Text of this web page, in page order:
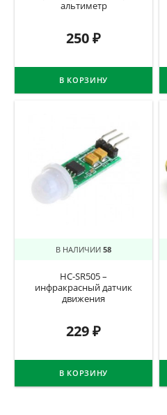
альтиметр
250₽
В КОРЗИНУ
В НАЛИЧИИ 58
HC-SR505 –
инфракрасный датчик
движения
229₽
В КОРЗИНУ